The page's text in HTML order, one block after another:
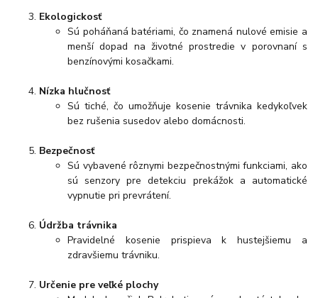
Ekologickosť
Sú poháňaná batériami, čo znamená nulové emisie a
menší dopad na životné prostredie v porovnaní s
benzínovými kosačkami.
Nízka hlučnosť
Sú tiché, čo umožňuje kosenie trávnika kedykoľvek
bez rušenia susedov alebo domácnosti.
Bezpečnosť
Sú vybavené rôznymi bezpečnostnými funkciami, ako
sú senzory pre detekciu prekážok a automatické
vypnutie pri prevrátení.
Údržba trávnika
Pravidelné kosenie prispieva k hustejšiemu a
zdravšiemu trávniku.
Určenie pre veľké plochy